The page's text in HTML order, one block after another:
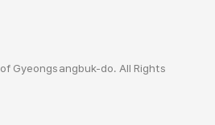
Gyeongsangbuk-do. All Rights